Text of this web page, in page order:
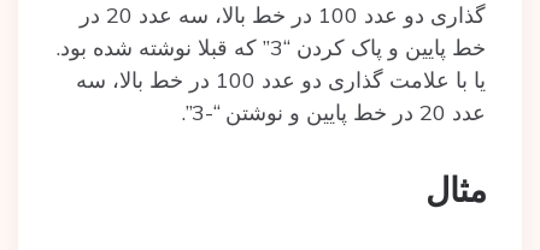
گذاری دو عدد 100 در خط بالا، سه عدد 20 در
خط پایین و پاک کردن‌ “3” که قبلا نوشته‌ شده‌ بود.
یا با علامت گذاری دو عدد 100 در خط بالا، سه
عدد 20 در خط پایین و نوشتن “-3”.
مثال